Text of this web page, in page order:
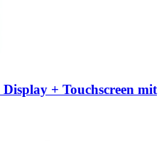
+ Touchscreen mit